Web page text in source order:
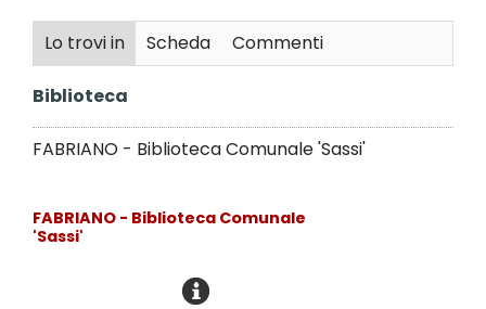
Lo trovi in Scheda Commenti
Biblioteca
FABRIANO - Biblioteca Comunale 'Sassi'
FABRIANO - Biblioteca Comunale
'Sassi'